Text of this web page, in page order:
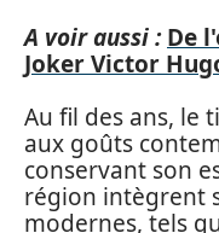
A voir aussi : De
Joker Victor
Au fil des ans, le
aux goûts
conservant son
région intègrent
modernes, tels